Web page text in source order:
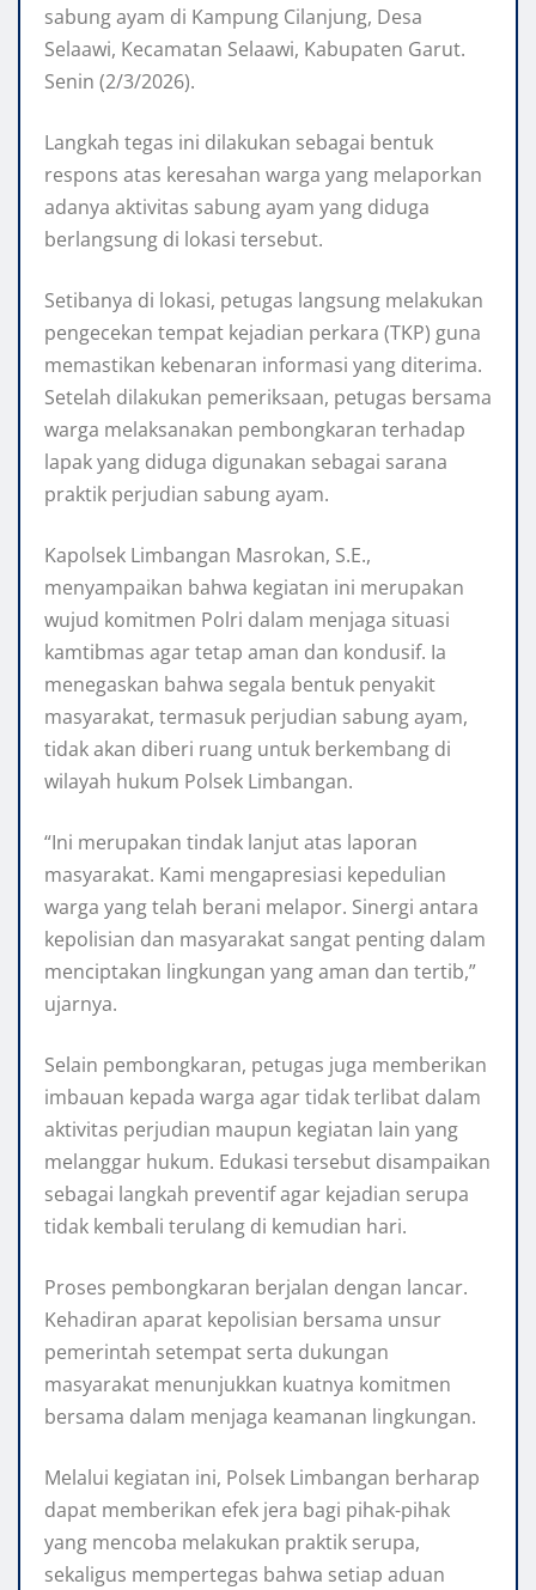
sabung ayam di Kampung Cilanjung, Desa
Selaawi, Kecamatan Selaawi, Kabupaten Garut.
Senin (2/3/2026).
Langkah tegas ini dilakukan sebagai bentuk
respons atas keresahan warga yang melaporkan
adanya aktivitas sabung ayam yang diduga
berlangsung di lokasi tersebut.
Setibanya di lokasi, petugas langsung melakukan
pengecekan tempat kejadian perkara (TKP) guna
memastikan kebenaran informasi yang diterima.
Setelah dilakukan pemeriksaan, petugas bersama
warga melaksanakan pembongkaran terhadap
lapak yang diduga digunakan sebagai sarana
praktik perjudian sabung ayam.
Kapolsek Limbangan Masrokan, S.E.,
menyampaikan bahwa kegiatan ini merupakan
wujud komitmen Polri dalam menjaga situasi
kamtibmas agar tetap aman dan kondusif. Ia
menegaskan bahwa segala bentuk penyakit
masyarakat, termasuk perjudian sabung ayam,
tidak akan diberi ruang untuk berkembang di
wilayah hukum Polsek Limbangan.
“Ini merupakan tindak lanjut atas laporan
masyarakat. Kami mengapresiasi kepedulian
warga yang telah berani melapor. Sinergi antara
kepolisian dan masyarakat sangat penting dalam
menciptakan lingkungan yang aman dan tertib,”
ujarnya.
Selain pembongkaran, petugas juga memberikan
imbauan kepada warga agar tidak terlibat dalam
aktivitas perjudian maupun kegiatan lain yang
melanggar hukum. Edukasi tersebut disampaikan
sebagai langkah preventif agar kejadian serupa
tidak kembali terulang di kemudian hari.
Proses pembongkaran berjalan dengan lancar.
Kehadiran aparat kepolisian bersama unsur
pemerintah setempat serta dukungan
masyarakat menunjukkan kuatnya komitmen
bersama dalam menjaga keamanan lingkungan.
Melalui kegiatan ini, Polsek Limbangan berharap
dapat memberikan efek jera bagi pihak-pihak
yang mencoba melakukan praktik serupa,
sekaligus mempertegas bahwa setiap aduan